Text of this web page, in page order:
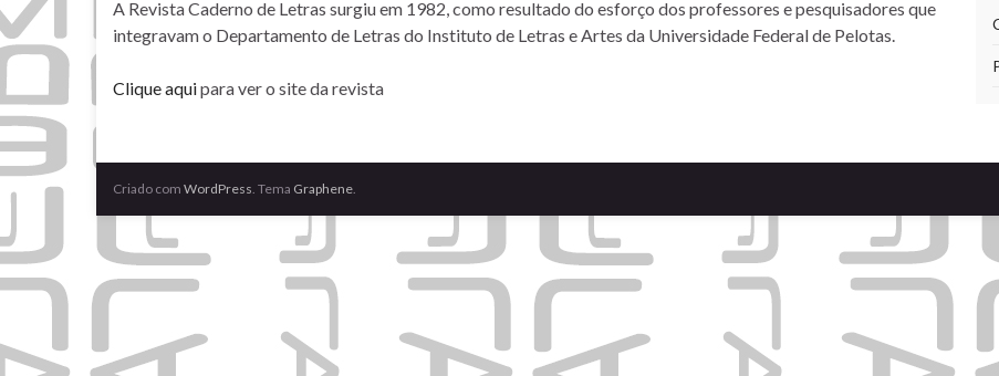
A Revista Caderno de Letras surgiu em 1982, como resultado do esforço dos professores e pesquisadores que
integravam o Departamento de Letras do Instituto de Letras e Artes da Universidade Federal de Pelotas.
Clique aquipara ver o site da revista
Criado com WordPress. Tema Graphene.